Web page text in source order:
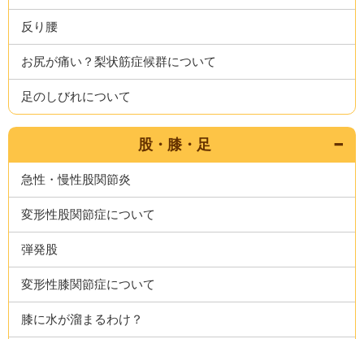
反り腰
お尻が痛い？梨状筋症候群について
足のしびれについて
股・膝・足
急性・慢性股関節炎
変形性股関節症について
弾発股
変形性膝関節症について
膝に水が溜まるわけ？